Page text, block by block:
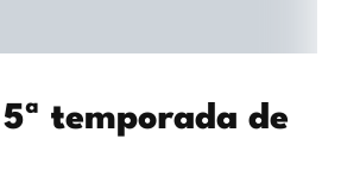
temporada de